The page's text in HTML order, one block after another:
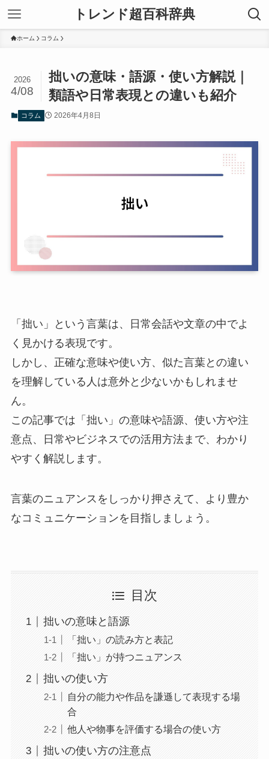
トレンド超百科辞典
ホーム コラム
拙いの意味・語源・使い方解説｜
類語や日常表現との違いも紹介
2026
4/08
コラム 2026年4月8日
「拙い」という言葉は、日常会話や文章の中でよ
く見かける表現です。
しかし、正確な意味や使い方、似た言葉との違い
を理解している人は意外と少ないかもしれませ
ん。
この記事では「拙い」の意味や語源、使い方や注
意点、日常やビジネスでの活用方法まで、わかり
やすく解説します。
言葉のニュアンスをしっかり押さえて、より豊か
なコミュニケーションを目指しましょう。
目次
拙いの意味と語源
「拙い」の読み方と表記
「拙い」が持つニュアンス
拙いの使い方
自分の能力や作品を謙遜して表現する場
合
他人や物事を評価する場合の使い方
拙いの使い方の注意点